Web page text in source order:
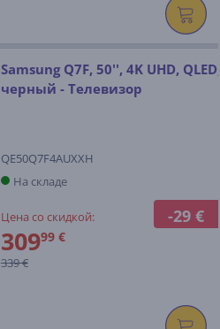
-29 €
Samsung Q7F, 50'', 4K UHD, QLED,
черный - Телевизор
QE50Q7F4AUXXH
На складе
Цена со скидкой:
30999 €
339 €